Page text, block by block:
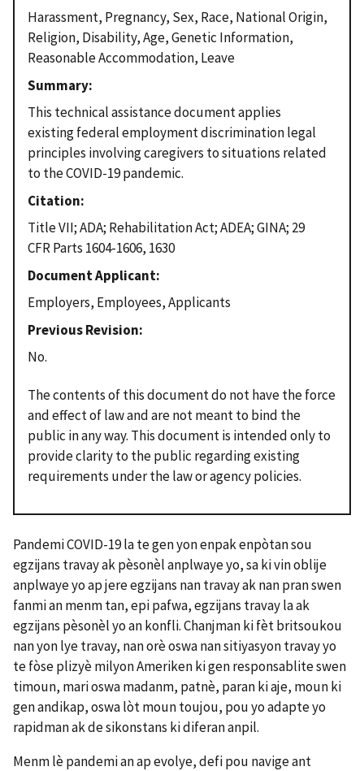
Harassment, Pregnancy, Sex, Race, National Origin,
Religion, Disability, Age, Genetic Information,
Reasonable Accommodation, Leave
Summary
This technical assistance document applies
existing federal employment discrimination legal
principles involving caregivers to situations related
to the COVID-19 pandemic.
Citation
Title VII; ADA; Rehabilitation Act; ADEA; GINA; 29
CFR Parts 1604-1606, 1630
Document Applicant
Employers, Employees, Applicants
Previous Revision
No.
The contents of this document do not have the force
and effect of law and are not meant to bind the
public in any way. This document is intended only to
provide clarity to the public regarding existing
requirements under the law or agency policies.
Pandemi COVID-19 la te gen yon enpak enpòtan sou
egzijans travay ak pèsonèl anplwaye yo, sa ki vin oblije
anplwaye yo ap jere egzijans nan travay ak nan pran swen
fanmi an menm tan, epi pafwa, egzijans travay la ak
egzijans pèsonèl yo an konfli. Chanjman ki fèt britsoukou
nan yon lye travay, nan orè oswa nan sitiyasyon travay yo
te fòse plizyè milyon Ameriken ki gen responsablite swen
timoun, mari oswa madanm, patnè, paran ki aje, moun ki
gen andikap, oswa lòt moun toujou, pou yo adapte yo
rapidman ak de sikonstans ki diferan anpil.
Menm lè pandemi an ap evolye, defi pou navige ant